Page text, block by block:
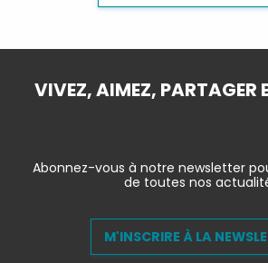
VIVEZ, AIMEZ, PARTAGER
Abonnez-vous à notre newsletter
de toutes nos
M'INSCRIRE À LA